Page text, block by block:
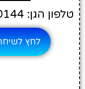
טלפון הגן: 02-5800144
לחץ